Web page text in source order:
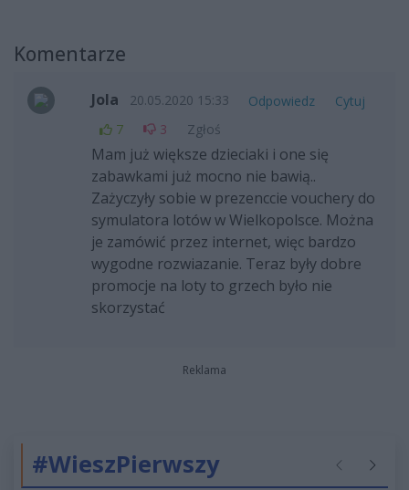
Komentarze
Jola 20.05.2020 15:33 Odpowiedz
Cytuj
7
3 Zgłoś
Mam już większe dzieciaki i one się
zabawkami już mocno nie bawią..
Zażyczyły sobie w prezenccie vouchery do
symulatora lotów w Wielkopolsce. Można
je zamówić przez internet, więc bardzo
wygodne rozwiazanie. Teraz były dobre
promocje na loty to grzech było nie
skorzystać
Reklama
#WieszPierwszy Poprzednie